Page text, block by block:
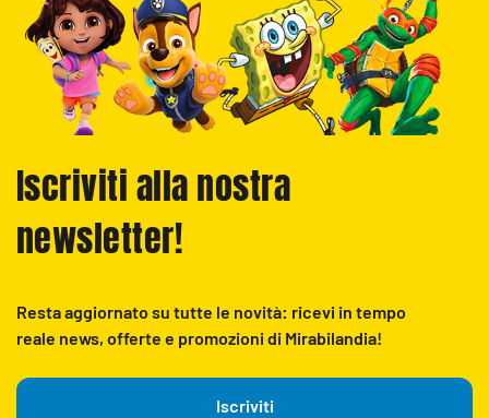
Iscriviti alla nostra
newsletter!
Resta aggiornato su tutte le novità: ricevi in tempo
reale news, offerte e promozioni di Mirabilandia!
Iscriviti